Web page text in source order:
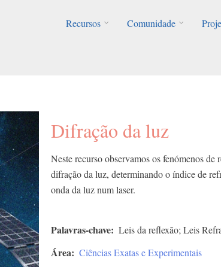
Recursos
Comunidade
Difração da luz
Neste recurso observamos os fenómenos
difração da luz, determinando o índice de
onda da luz num laser.
Palavras-chave Leis da reflexão; Leis
Área Ciências Exatas e Experimentais